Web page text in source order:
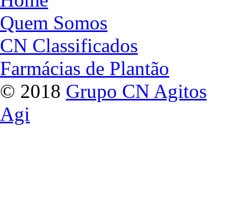
Quem Somos
CN Classificados
Farmácias de Plantão
© 2018 Grupo CN Agitos
Agi